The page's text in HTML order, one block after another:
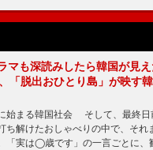
マも深読みしたら韓国が見
「脱出おひとり島」が映す
始まる韓国社会 そして、最終
ち解けたおしゃべりの中で、そ
「実は◯歳です」の一言ごとに